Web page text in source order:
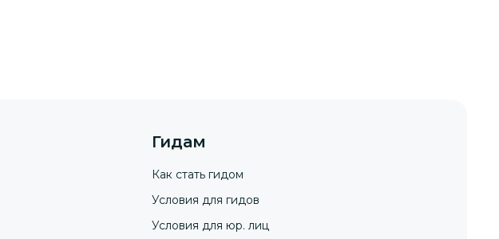
Гидам
Как стать гидом
Условия для гидов
Условия для юр. лиц